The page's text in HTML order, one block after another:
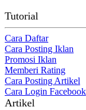
Tutorial
Cara Daftar
Cara Posting Iklan
Promosi Iklan
Memberi Rating
Cara Posting Artikel
Cara Login Facebook
Artikel